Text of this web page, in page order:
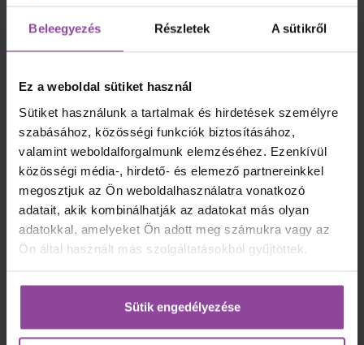
Beleegyezés Részletek A sütikről
Ez a weboldal sütiket használ
Sütiket használunk a tartalmak és hirdetések személyre
szabásához, közösségi funkciók biztosításához,
valamint weboldalforgalmunk elemzéséhez. Ezenkívül
közösségi média-, hirdető- és elemező partnereinkkel
megosztjuk az Ön weboldalhasználatra vonatkozó
adatait, akik kombinálhatják az adatokat más olyan
adatokkal, amelyeket Ön adott meg számukra vagy az
Ön által használt más szolgáltatásokból gyűjtöttek.
Sütik engedélyezése
Fritsch Boglárka
Bőr- és életmódkapcsolati szemléletű kozmetikai
szakemberként a test egyensúlyát állítom a bőr
egészségének és szépségének szolgálatába. A bőrt
komplex visszajelző rendszernek tekintem, amely
tükrözi az életmód, a stressz és a hormonális
működés hatásait.
Meggyőződésem, hogy a hosszú élet csak testi-lelki
egyensúllyal együtt értelmezhető. Munkámban a
prevencióra, az állapotmegőrzésre és a
regeneráció támogatására helyezem a hangsúlyt,
terhelései megerősítettek abban, hogy a
bőrtünetek mögött mindig rendszerszintű